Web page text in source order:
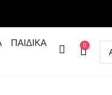
ΠΑΙΔΙΚΑ
0